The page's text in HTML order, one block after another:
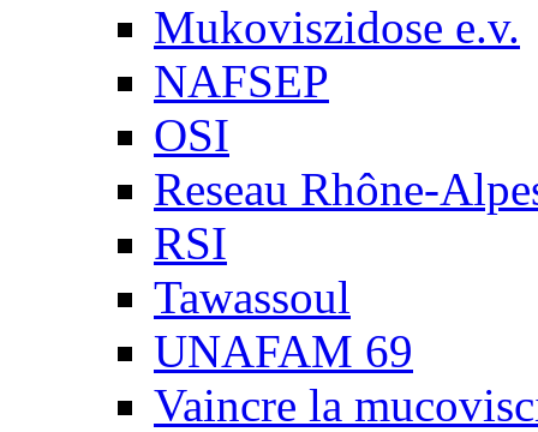
Mukoviszidose e.v.
NAFSEP
OSI
Reseau Rhône-
RSI
Tawassoul
UNAFAM 69
Vaincre la